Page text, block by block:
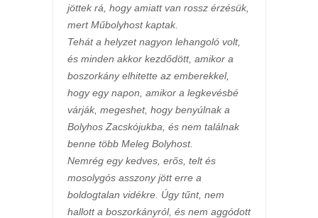
jöttek rá, hogy amiatt van rossz érzésük,
mert Műbolyhost kaptak.
Tehát a helyzet nagyon lehangoló volt,
és minden akkor kezdődött, amikor a
boszorkány elhitette az emberekkel,
hogy egy napon, amikor a legkevésbé
várják, megeshet, hogy benyúlnak a
Bolyhos Zacskójukba, és nem találnak
benne több Meleg Bolyhost.
Nemrég egy kedves, erős, telt és
mosolygós asszony jött erre a
boldogtalan vidékre. Úgy tűnt, nem
hallott a boszorkányról, és nem aggódott